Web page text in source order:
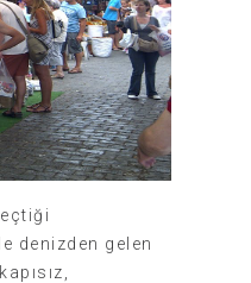
denizden gelen